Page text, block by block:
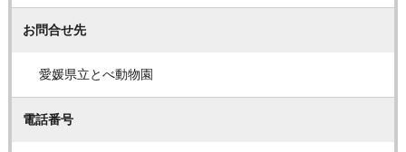
お問合せ先
愛媛県立とべ動物園
電話番号